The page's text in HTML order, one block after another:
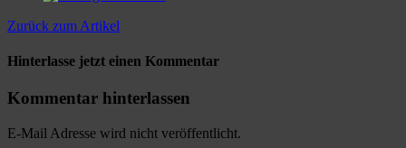
Zurück zum Artikel
Hinterlasse jetzt einen Kommentar
Kommentar hinterlassen
E-Mail Adresse wird nicht veröffentlicht.